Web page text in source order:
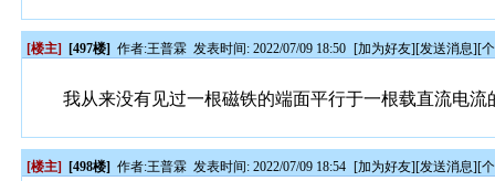
[楼主] [497楼] 作者:王普霖 发表时间: 2022/07/09 18:50 [加为好友][发送消息][
我从来没有见过一根磁铁的端面平行于一根载直流电流
[楼主] [498楼] 作者:王普霖 发表时间: 2022/07/09 18:54 [加为好友][发送消息][